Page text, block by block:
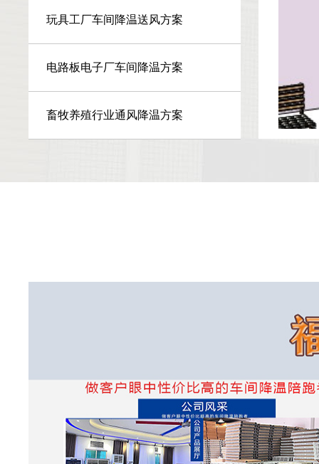
玩具工厂车间降温送风方案
电路板电子厂车间降温方案
畜牧养殖行业通风降温方案